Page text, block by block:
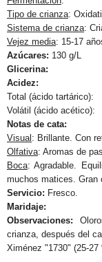
Tipo de crianza:
Sistema de crianza:
Vejez media: 15-17
Azúcares: 130 g/L
Glicerina:
Acidez:
Total (ácido tartárico):
Volátil (ácido acético):
Notas de cata:
Visual : Brillante. Con
Olfativa: Aromas de
Boca: Agradable.
muchos matices. Gran
Servicio: Fresco.
Maridaje:
Observaciones:
crianza, después del
Ximénez "1730" (25-27